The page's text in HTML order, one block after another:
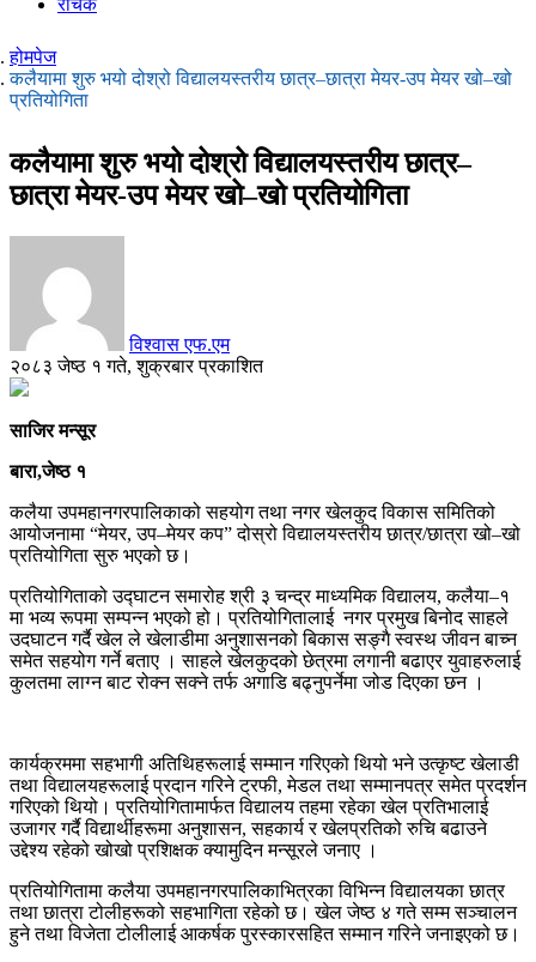
रोचक
होमपेज
कलैयामा शुरु भयो दोश्रो विद्यालयस्तरीय छात्र–छात्रा मेयर-उप मेयर खो–खो
प्रतियोगिता
कलैयामा शुरु भयो दोश्रो विद्यालयस्तरीय छात्र–
छात्रा मेयर-उप मेयर खो–खो प्रतियोगिता
विश्वास एफ.एम
२०८३ जेष्ठ १ गते, शुक्रबार प्रकाशित
साजिर मन्सूर
बारा,जेष्ठ १
कलैया उपमहानगरपालिकाको सहयोग तथा नगर खेलकुद विकास समितिको
आयोजनामा “मेयर, उप–मेयर कप” दोस्रो विद्यालयस्तरीय छात्र/छात्रा खो–खो
प्रतियोगिता सुरु भएको छ।
प्रतियोगिताको उद्घाटन समारोह श्री ३ चन्द्र माध्यमिक विद्यालय, कलैया–१
मा भव्य रूपमा सम्पन्न भएको हो। प्रतियोगितालाई नगर प्रमुख बिनोद साहले
उदघाटन गर्दै खेल ले खेलाडीमा अनुशासनको बिकास सङ्गै स्वस्थ जीवन बाच्न
समेत सहयोग गर्ने बताए । साहले खेलकुदको छेत्रमा लगानी बढाएर युवाहरुलाई
कुलतमा लाग्न बाट रोक्न सक्ने तर्फ अगाडि बढ्नुपर्नेमा जोड दिएका छन ।
कार्यक्रममा सहभागी अतिथिहरूलाई सम्मान गरिएको थियो भने उत्कृष्ट खेलाडी
तथा विद्यालयहरूलाई प्रदान गरिने ट्रफी, मेडल तथा सम्मानपत्र समेत प्रदर्शन
गरिएको थियो। प्रतियोगितामार्फत विद्यालय तहमा रहेका खेल प्रतिभालाई
उजागर गर्दै विद्यार्थीहरूमा अनुशासन, सहकार्य र खेलप्रतिको रुचि बढाउने
उद्देश्य रहेको खोखो प्रशिक्षक क्यामुदिन मन्सूरले जनाए ।
प्रतियोगितामा कलैया उपमहानगरपालिकाभित्रका विभिन्न विद्यालयका छात्र
तथा छात्रा टोलीहरूको सहभागिता रहेको छ। खेल जेष्ठ ४ गते सम्म सञ्चालन
हुने तथा विजेता टोलीलाई आकर्षक पुरस्कारसहित सम्मान गरिने जनाइएको छ।